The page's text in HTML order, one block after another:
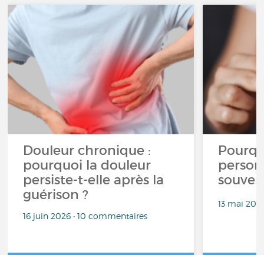
Douleur chronique :
pourquoi la douleur
persiste-t-elle après la
guérison ?
16 juin 2026 • 10 commentaires
13 mai